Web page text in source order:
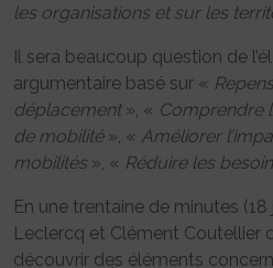
les organisations et sur les
Il sera beaucoup question de
argumentaire basé sur «
déplacement », « Comprendre
de mobilité», « Améliorer
mobilités», « Réduire les
En une trentaine de minutes (18
Leclercq et Clément Coutellier
découvrir des éléments